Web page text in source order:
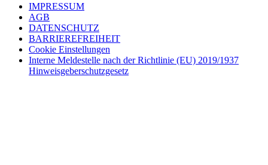
IMPRESSUM
AGB
DATENSCHUTZ
BARRIEREFREIHEIT
Cookie Einstellungen
Interne Meldestelle nach der Richtlinie (EU) 2019/1937
Hinweisgeberschutzgesetz